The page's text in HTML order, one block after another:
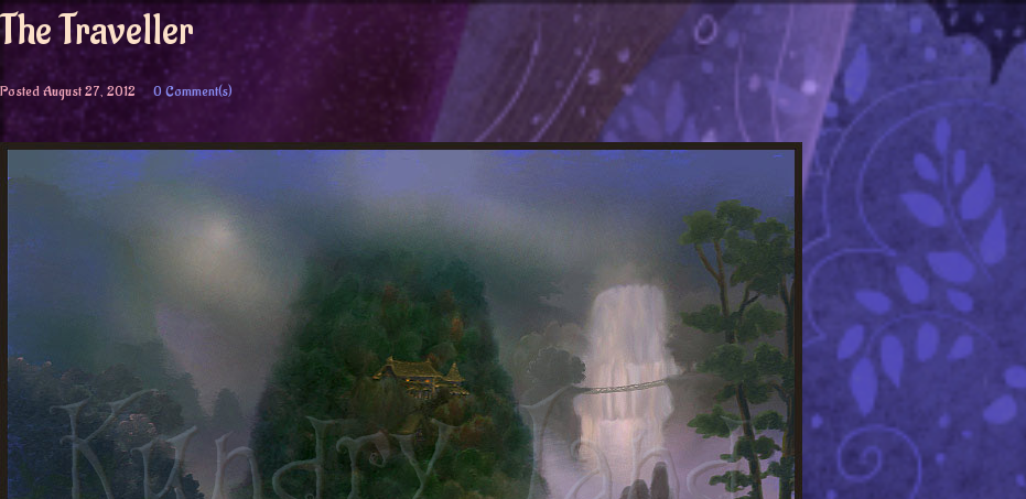
The Traveller
PostedAugust 27, 2012 0 Comment(s)